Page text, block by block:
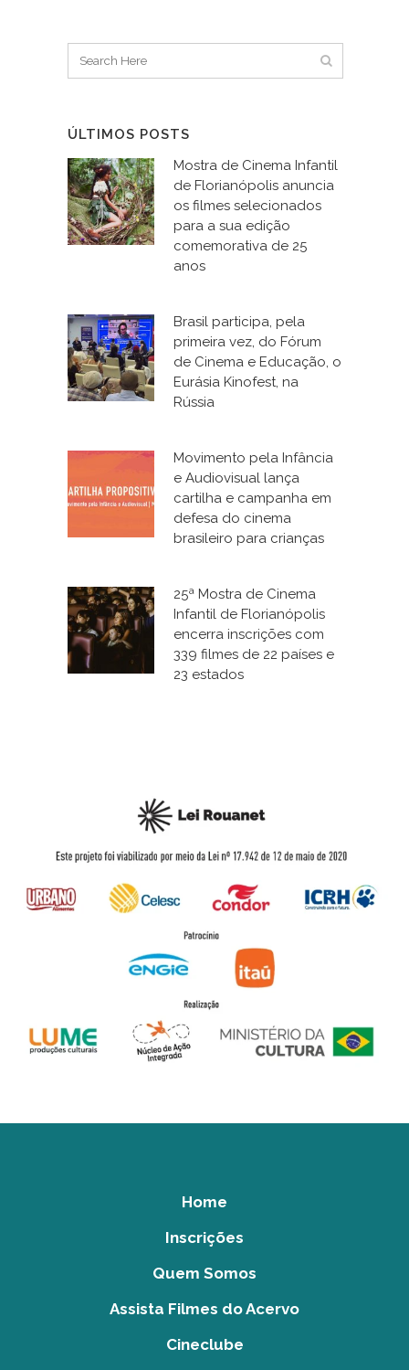
ÚLTIMOS POSTS
Mostra de Cinema Infantil
de Florianópolis anuncia
os filmes selecionados
para a sua edição
comemorativa de 25
anos
Brasil participa, pela
primeira vez, do Fórum
de Cinema e Educação, o
Eurásia Kinofest, na
Rússia
Movimento pela Infância
e Audiovisual lança
cartilha e campanha em
defesa do cinema
brasileiro para crianças
25ª Mostra de Cinema
Infantil de Florianópolis
encerra inscrições com
339 filmes de 22 países e
23 estados
Home
Inscrições
Quem Somos
Assista Filmes do Acervo
Cineclube